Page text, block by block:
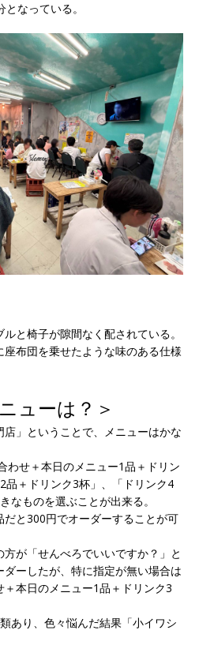
なっている。
と椅子が隙間なく配されている。
布団を乗せたような味のある仕様
ューは？＞
」ということで、メニューはかな
わせ＋本日のメニュー1品＋ドリン
品＋ドリンク3杯」、「ドリンク4
なものを選ぶことが出来る。
だと300円でオーダーすることが可
が「せんべろでいいですか？」と
ーしたが、特に指定が無い場合は
本日のメニュー1品＋ドリンク3
あり、色々悩んだ結果「小イワシ